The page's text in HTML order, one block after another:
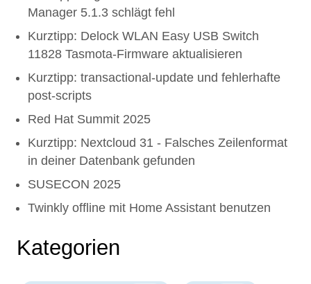
Manager 5.1.3 schlägt fehl
Kurztipp: Delock WLAN Easy USB Switch
11828 Tasmota-Firmware aktualisieren
Kurztipp: transactional-update und fehlerhafte
post-scripts
Red Hat Summit 2025
Kurztipp: Nextcloud 31 - Falsches Zeilenformat
in deiner Datenbank gefunden
SUSECON 2025
Twinkly offline mit Home Assistant benutzen
Kategorien